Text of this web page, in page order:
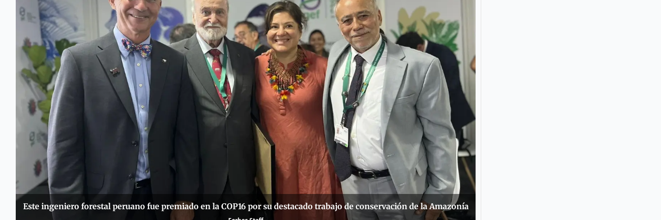
Este ingeniero forestal peruano fue premiado en la COP16 por su destacado trabajo de conservación de la Amazonía